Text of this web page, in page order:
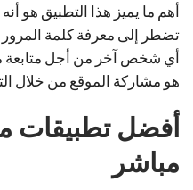
أهم ما يميز هذا التطبيق هو
تضطر إلى معرفة كلمة
أي شخص آخر من أجل متابعة
هو مشاركة الموقع من خلال
أفضل تطبيقات
مباشر